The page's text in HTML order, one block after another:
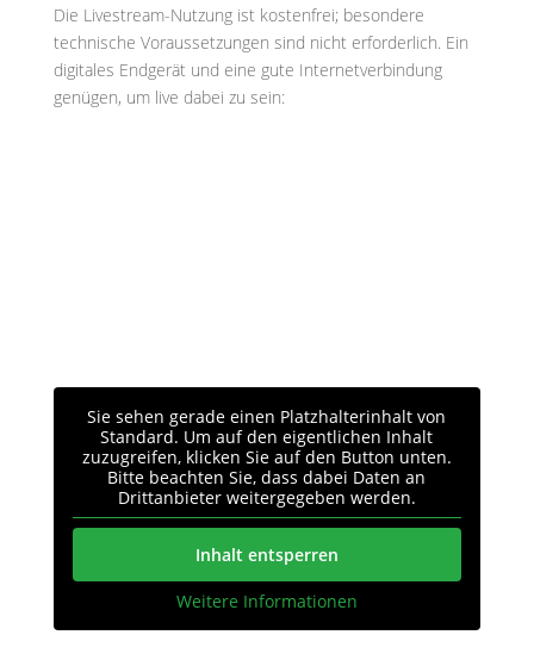
Die Livestream-Nutzung ist kostenfrei; besondere
technische Voraussetzungen sind nicht erforderlich. Ein
digitales Endgerät und eine gute Internetverbindung
genügen, um live dabei zu sein:
Sie sehen gerade einen Platzhalterinhalt von
Standard. Um auf den eigentlichen Inhalt
zuzugreifen, klicken Sie auf den Button unten.
Bitte beachten Sie, dass dabei Daten an
Drittanbieter weitergegeben werden.
Inhalt entsperren
Weitere Informationen